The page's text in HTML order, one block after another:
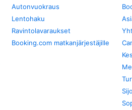
Autonvuokraus
Lentohaku
Ravintolavaraukset
Booking.com matkanjärjestäjille